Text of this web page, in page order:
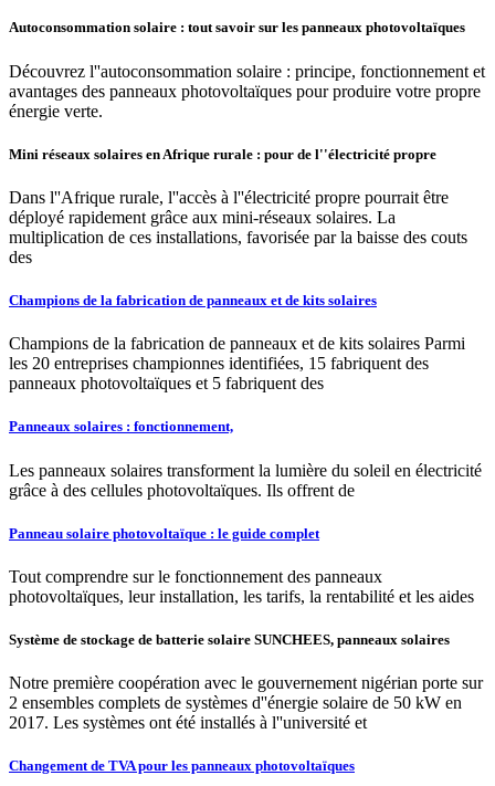
Autoconsommation solaire : tout savoir sur les panneaux photovoltaïques
Découvrez l''autoconsommation solaire : principe, fonctionnement et
avantages des panneaux photovoltaïques pour produire votre propre
énergie verte.
Mini réseaux solaires en Afrique rurale : pour de l''électricité propre
Dans l''Afrique rurale, l''accès à l''électricité propre pourrait être
déployé rapidement grâce aux mini-réseaux solaires. La
multiplication de ces installations, favorisée par la baisse des couts
des
Champions de la fabrication de panneaux et de kits solaires
Champions de la fabrication de panneaux et de kits solaires Parmi
les 20 entreprises championnes identifiées, 15 fabriquent des
panneaux photovoltaïques et 5 fabriquent des
Panneaux solaires : fonctionnement,
Les panneaux solaires transforment la lumière du soleil en électricité
grâce à des cellules photovoltaïques. Ils offrent de
Panneau solaire photovoltaïque : le guide complet
Tout comprendre sur le fonctionnement des panneaux
photovoltaïques, leur installation, les tarifs, la rentabilité et les aides
Système de stockage de batterie solaire SUNCHEES, panneaux solaires
Notre première coopération avec le gouvernement nigérian porte sur
2 ensembles complets de systèmes d''énergie solaire de 50 kW en
2017. Les systèmes ont été installés à l''université et
Changement de TVA pour les panneaux photovoltaïques